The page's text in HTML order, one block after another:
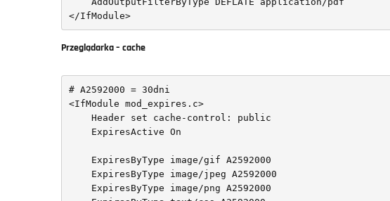
</IfModule>
Przeglądarka – cache
# A2592000 = 30dni
<IfModule mod_expires.c>